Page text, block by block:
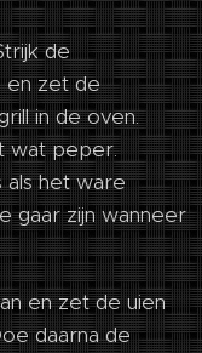
de
en zet de
in de oven.
wat peper.
als het ware
gaar zijn wanneer
en zet de uien
daarna de